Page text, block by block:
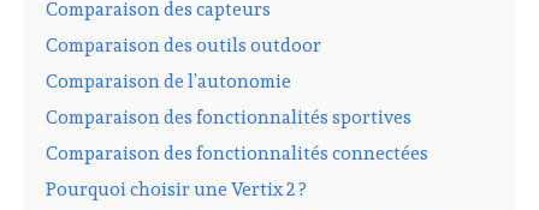
Comparaison des capteurs
Comparaison des outils outdoor
Comparaison de l’autonomie
Comparaison des fonctionnalités sportives
Comparaison des fonctionnalités connectées
Pourquoi choisir une Vertix 2 ?